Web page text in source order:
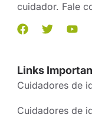
cuidador. Fale
Links
Cuidadores de
Cuidadores de